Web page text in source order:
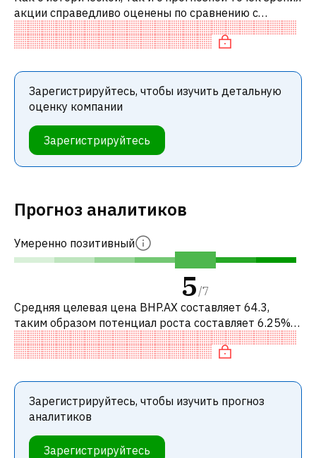
акции справедливо оценены по сравнению с
аналогичными акциями. В частности, акция
справедливо оценена по P/E, нейтраль
Зарегистрируйтесь, чтобы изучить детальную
оценку компании
Зарегистрируйтесь
Прогноз аналитиков
Умеренно позитивный
5 /7
Средняя целевая цена BHP.AX составляет 64.3,
таким образом потенциал роста составляет 6.25%.
Обычно это означает рекомендацию «ДЕРЖАТЬ»
среди инвестиционных компаний. Эта
Зарегистрируйтесь, чтобы изучить прогноз
аналитиков
Зарегистрируйтесь